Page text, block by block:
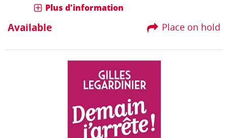
Plus d'information
Place on hold
Available